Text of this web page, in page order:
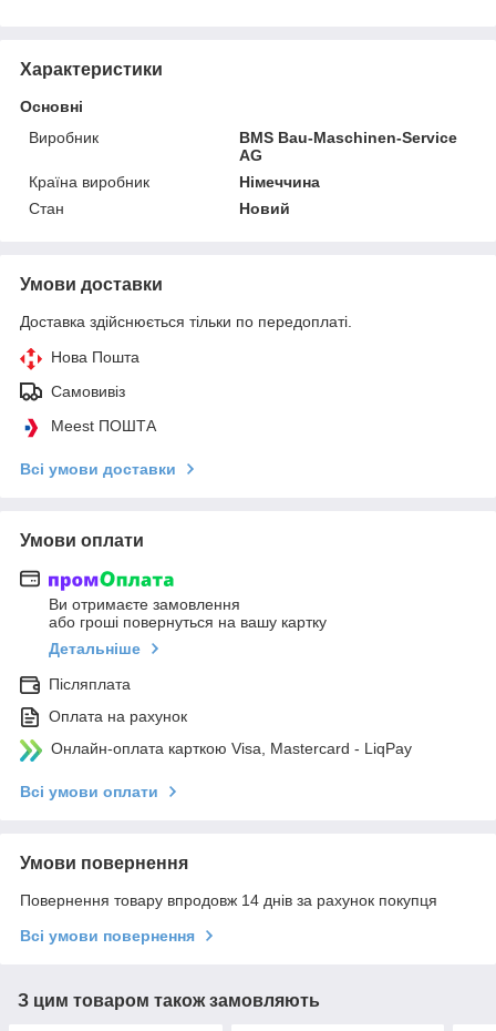
Характеристики
Основні
Виробник
BMS Bau-Maschinen-Service
AG
Країна виробник
Німеччина
Стан
Новий
Умови доставки
Доставка здійснюється тільки по передоплаті.
Нова Пошта
Самовивіз
Meest ПОШТА
Всі умови доставки
Умови оплати
Ви отримаєте замовлення
або гроші повернуться на вашу картку
Детальніше
Післяплата
Оплата на рахунок
Онлайн-оплата карткою Visa, Mastercard - LiqPay
Всі умови оплати
Умови повернення
Повернення товару впродовж 14 днів за рахунок покупця
Всі умови повернення
З цим товаром також замовляють